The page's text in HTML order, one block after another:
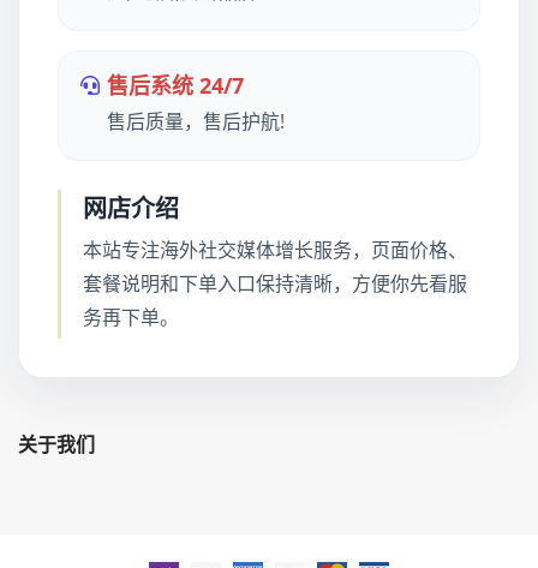
售后系统 24/7
售后质量，售后护航!
网店介绍
本站专注海外社交媒体增长服务，页面价格、
套餐说明和下单入口保持清晰，方便你先看服
务再下单。
关于我们